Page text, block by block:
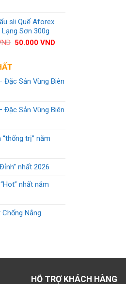
80.000 VND.
sli Quế Aforex
Sơn 300g
Giá
50.000VND
50.000 VND.
Đặc Sản Vùng Biên
Đặc Sản Vùng Biên
trị” năm
nhất 2026
nhất năm
Chống Nắng
HỖ TRỢ KHÁCH HÀNG